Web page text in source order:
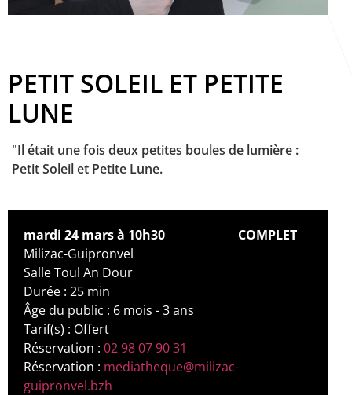
PETIT SOLEIL ET PETITE
LUNE
"Il était une fois deux petites boules de lumière :
Petit Soleil et Petite Lune.
mardi 24 mars à 10h30
COMPLET
Milizac-Guipronvel
Salle Toul An Dour
Durée : 25 min
Âge du public : 6 mois - 3 ans
Tarif(s) : Offert
Réservation : 02 98 07 90 31
Réservation : mediatheque@milizac-
guipronvel.bzh